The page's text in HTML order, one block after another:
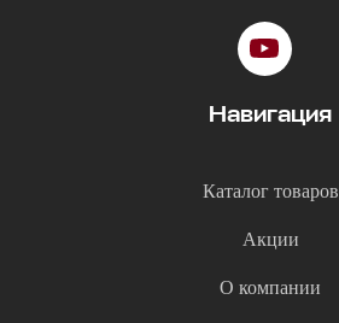
Навигация
Каталог товаров
Акции
О компании